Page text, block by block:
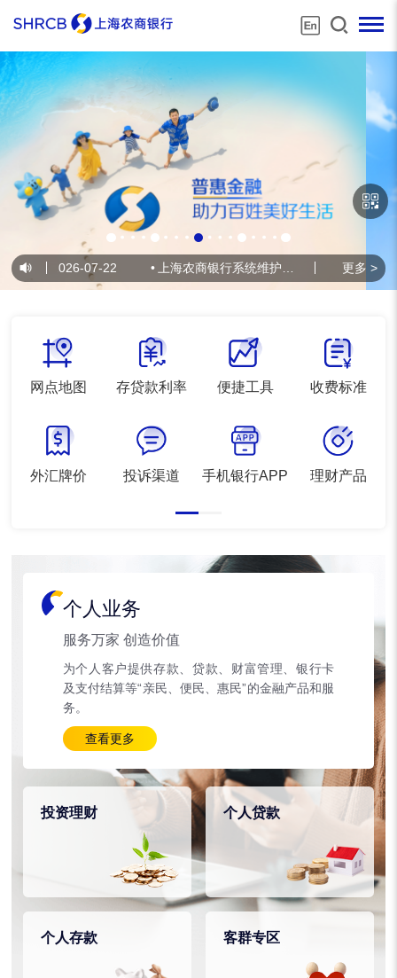
2026-07-22 上海农商银行系统维护公告 2026-07-21
更多 >
网点地图
外汇牌价
存贷款利率
投诉渠道
便捷工具
手机银行APP
收费标准
理财产品
个人业务
服务万家 创造价值
为个人客户提供存款、贷款、财富管理、银行卡
及支付结算等“亲民、便民、惠民”的金融产品和服
务。
查看更多
投资理财 个人贷款
个人存款 客群专区